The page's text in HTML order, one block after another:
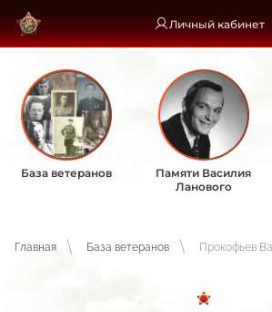
Личный кабинет
База ветеранов
Памяти Василия
Ланового
Главная База ветеранов Прокофьев